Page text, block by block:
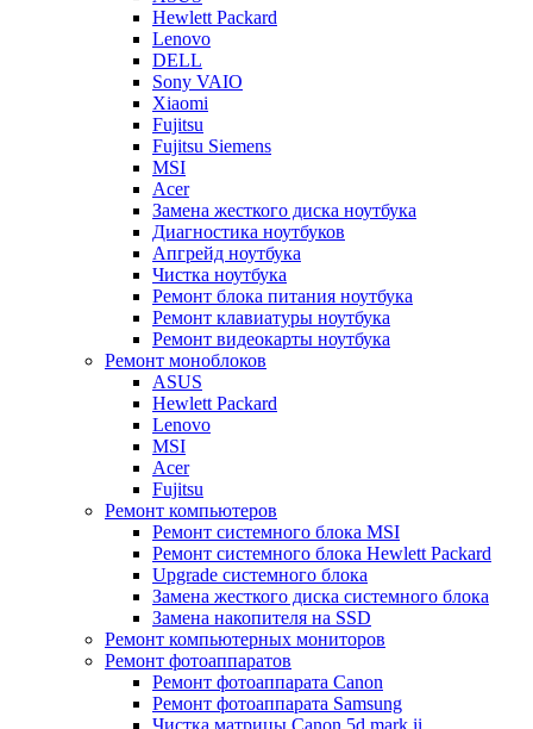
Hewlett Packard
Lenovo
DELL
Sony VAIO
Xiaomi
Fujitsu
Fujitsu Siemens
MSI
Acer
Замена жесткого диска ноутбука
Диагностика ноутбуков
Апгрейд ноутбука
Чистка ноутбука
Ремонт блока питания ноутбука
Ремонт клавиатуры ноутбука
Ремонт видеокарты ноутбука
Ремонт моноблоков
ASUS
Hewlett Packard
Lenovo
MSI
Acer
Fujitsu
Ремонт компьютеров
Ремонт системного блока MSI
Ремонт системного блока Hewlett Packard
Upgrade системного блока
Замена жесткого диска системного блока
Замена накопителя на SSD
Ремонт компьютерных мониторов
Ремонт фотоаппаратов
Ремонт фотоаппарата Canon
Ремонт фотоаппарата Samsung
Чистка матрицы Canon 5d mark ii